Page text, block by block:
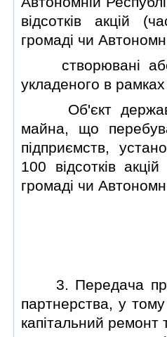
вiдсоткiв акцiй
громадi чи
створюванi або
укладеного в
Об'єкт
майна, що
пiдприємств,
100 вiдсоткiв
громадi чи
3. Передача
партнерства, у
капiтальний